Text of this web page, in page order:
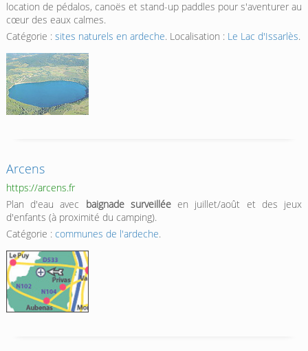
location de pédalos, canoës et stand-up paddles pour s'aventurer au
cœur des eaux calmes.
Catégorie : sites naturels en ardeche. Localisation : Le Lac d'Issarlès.
Arcens
https://arcens.fr
Plan d'eau avec baignade surveilléeen juillet/août et des jeux
d'enfants (à proximité du camping).
Catégorie : communes de l'ardeche.